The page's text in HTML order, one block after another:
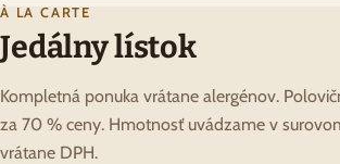
À LA CARTE
Jedálny lístok
Kompletná ponuka vrátane alergénov.
za 70 % ceny. Hmotnosť uvádzame v
vrátane DPH.